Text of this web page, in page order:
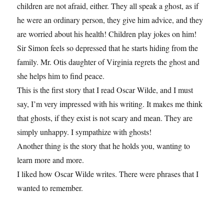
children are not afraid, either. They all speak a ghost, as if
he were an ordinary person, they give him advice, and they
are worried about his health! Children play jokes on him!
Sir Simon feels so depressed that he starts hiding from the
family. Mr. Otis daughter of Virginia regrets the ghost and
she helps him to find peace.
This is the first story that I read Oscar Wilde, and I must
say, I’m very impressed with his writing. It makes me think
that ghosts, if they exist is not scary and mean. They are
simply unhappy. I sympathize with ghosts!
Another thing is the story that he holds you, wanting to
learn more and more.
I liked how Oscar Wilde writes. There were phrases that I
wanted to remember.